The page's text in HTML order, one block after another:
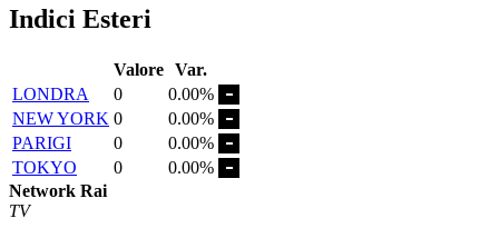
Indici Esteri
Valore Var.
LONDRA
0
0.00%
NEW YORK 0
0.00%
PARIGI
0
0.00%
TOKYO
0
0.00%
Network Rai
TV